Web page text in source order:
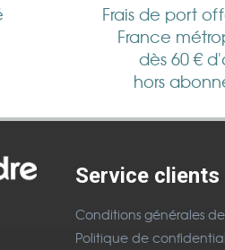
Frais de port
France
dès 60 €
hors
Service clients
Conditions générales
Politique de